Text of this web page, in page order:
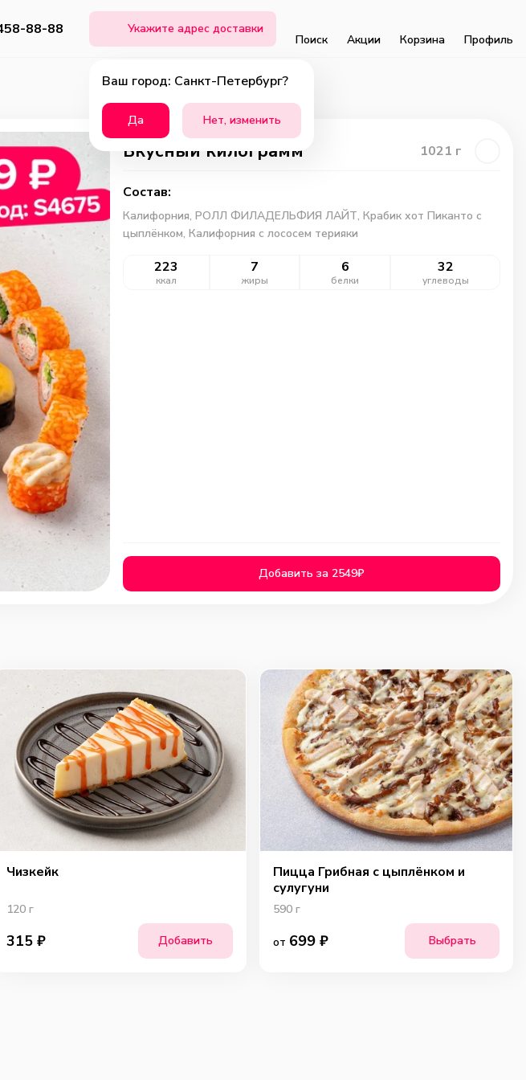
88-88 Укажите адрес доставки
Ваш город: Санкт-Петербург?
Да Нет, изменить
Поиск Акции Корзина Профиль
Вкусный килограмм 1021 г
Состав:
Калифорния, РОЛЛ ФИЛАДЕЛЬФИЯ ЛАЙТ, Крабик хот Пиканто с
цыплёнком, Калифорния с лососем терияки
223
ккал
7
жиры
6
белки
32
углеводы
Добавить за 2549₽
Чизкейк
120 г
315 ₽ Добавить
Пицца Грибная с цыплёнком и
сулугуни
590 г
от 699 ₽ Выбрать